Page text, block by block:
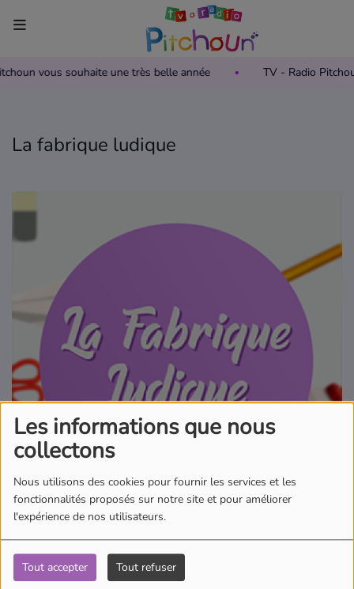
Les informations que nous
collectons
Nous utilisons des cookies pour fournir les services et les
fonctionnalités proposés sur notre site et pour améliorer
l'expérience de nos utilisateurs.
Tout accepter Tout refuser
vous souhaite une très belle année TV - Radio
Accueil
Grille des programmes TV
Replay TV Pitchoun
Où regarder TV Pitchoun ?
Grille des programmes Radio
Podcasts
Où écouter Radio Pitchoun ?
Pitchoun Rédac
Qui sommes-nous ?
Contact
La fabrique ludique
Découpez, collez, créez avec Clara, tous les jours sur TV Pitchoun !